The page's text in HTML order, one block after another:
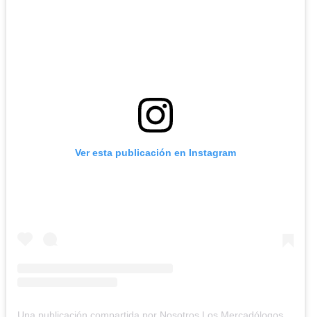
Ver esta publicación en Instagram